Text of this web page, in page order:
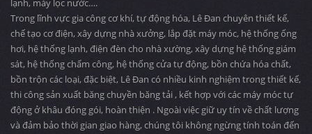
lạnh, máy lọc nước….
Trong lĩnh vực gia công cơ khí, tự động hóa, Lê Đan chuyên thiết kế,
chế tạo cơ điện, xây dựng nhà xưởng, lắp đặt máy móc, hệ thống ống
hơi, hệ thống lạnh, điện đèn cho nhà xường, xây dựng hệ thống giám
sát, hệ thống chấm công, hệ thống cửa tự động, bồn chứa hóa chất,
bồn trộn các loại, đặc biệt, Lê Đan có nhiều kinh nghiệm trong thiết kế,
thi công sản xuất băng chuyền băng tải , kết hợp với các máy móc tự
động ở khâu đóng gói, hoàn thiện . Ngoài việc giữ uy tín về chất lượng
và đảm bảo thời gian giao hàng, chúng tôi không ngừng tính toán đến